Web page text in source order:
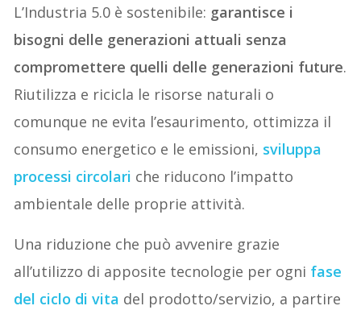
L’Industria 5.0 è sostenibile: garantisce i
bisogni delle generazioni attuali senza
compromettere quelli delle generazioni future.
Riutilizza e ricicla le risorse naturali o
comunque ne evita l’esaurimento, ottimizza il
consumo energetico e le emissioni, sviluppa
processi circolari che riducono l’impatto
ambientale delle proprie attività.
Una riduzione che può avvenire grazie
all’utilizzo di apposite tecnologie per ogni fase
del ciclo di vita del prodotto/servizio, a partire